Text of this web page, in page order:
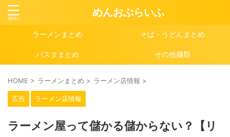
めんおぶらいふ
ラーメンまとめ そば・うどんまとめ
パスタまとめ その他麺類
HOME > ラーメンまとめ > ラーメン店情報 >
広告 ラーメン店情報
ラーメン屋って儲かる儲からない？【リ